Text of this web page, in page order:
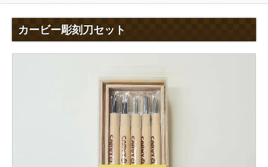
カービー彫刻刀セット